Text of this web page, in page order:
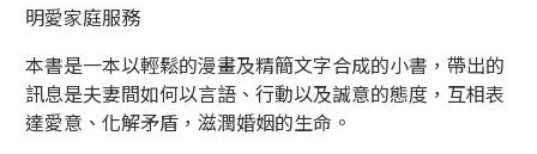
明愛家庭服務
本書是一本以輕鬆的漫畫及精簡文字合成的小書，帶出的
訊息是夫妻間如何以言語、行動以及誠意的態度，互相表
達愛意、化解矛盾，滋潤婚姻的生命。